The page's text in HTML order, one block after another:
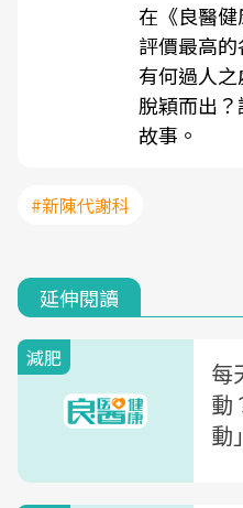
在《良醫
評價最高
有何過人
脫穎而出
故事。
#新陳代謝科
延伸閱讀
減肥
每
動
動